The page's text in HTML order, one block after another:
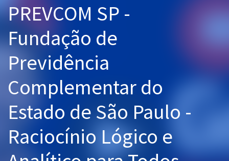
Cursos 20% OFF
Pós
Graduação
OAB
Questões grátis
Conteúdo gratuito
PREVCOM SP -
Fundação de
Previdência
Complementar do
Estado de São Paulo -
Raciocínio Lógico e